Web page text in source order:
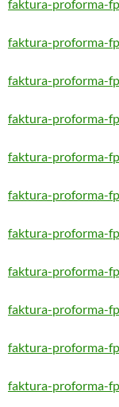
faktura-proforma-
faktura-proforma-
faktura-proforma-
faktura-proforma-
faktura-proforma-
faktura-proforma-
faktura-proforma-
faktura-proforma-
faktura-proforma-
faktura-proforma-
faktura-proforma-